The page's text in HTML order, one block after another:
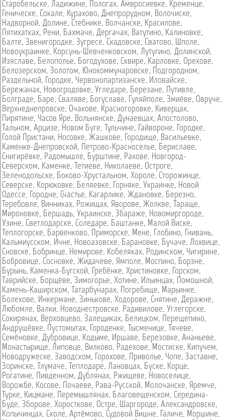
Старобельске, Ладижине, Пологах, Амвросиевке, Кременце,
Геническе, Сокале, Курахово, Днепрорудном, Волочиске,
Надворной, Долине, Стебнике, Волчанске, Красилове,
Пятихатках, Рени, Бахмаче, Дергачах, Ватутино, Калиновке,
Балте, Звенигородке, Зугресе, Скадовске, Сватово, Шполе,
Новоукраинке, Корсунь-Шевченковском, Лутугино, Долинской,
Изяславе, Белополье, Богодухове, Сквире, Карловке, Орехове,
Белозерском, Золотом, Юнокоммунаровске, Подгородном,
Раздельной, Городке, Червонопартизанске, Иловайске,
Бережанах, Новогродовке, Угледаре, Березане, Путивле,
Болграде, Баре, Сваляве, Богуславе, Гуляйполе, Змиёве, Овруче,
Верхнеднепровске, Очакове, Красногоровке, Киверцах,
Пирятине, Часов Яре, Вольнянске, Дунаевцах, Апостолово,
Тальном, Арцизе, Новом Буге, Тульчине, Гайвороне, Городке,
Голой Пристани, Носовке, Жашкове, Городище, Васильевке,
Каменке-Днепровской, Петрово-Красноселье, Бериславе,
Снигирёвке, Радомышле, Бурштине, Рахове, Новгород-
Северском, Каменке, Тетиеве, Николаеве, Остроге,
Зеленодольске, Боково-Хрустальном, Хороле, Сторожинце,
Северске, Корюковке, Беляевке, Горняке, Украинке, Новой
Одессе, Городне, Счастье, Кагарлике, Ждановке, Березно,
Теребовле, Винниках, Рожищах, Яворове, Жолкве, Тараще,
Мироновке, Бершадь, Украинске, Збараже, Новомиргороде,
Узине, Светлодарске, Соледаре, Баштанке, Малой Виске,
Теплогорске, Барвенково, Приморске, Мене, Глобино, Гнивань,
Кальмиусском, Ичне, Новоазовске, Барановке, Бучаче, Лохвице,
Сновске, Бобринце, Немирове, Кобеляках, Родинском, Чигирине,
Бобровице, Сосновке, Жидачеве, Ямполе, Моспино, Борзне,
Бурынь, Каменка-Бугской, Гребёнке, Христиновке, Горском,
Таврийске, Борщёве, Зимогорье, Хотине, Ильинцах, Помошной,
Камень-Каширском, Татарбунарах, Погребище, Марьинке,
Болехове, Инкермане, Зинькове, Ходорове, Снятине, Деражне,
Любомле, Валки, Новоднестровске, Радивилове, Углегорске,
Сокирянах, Верховцево, Залещиках, Белицком, Перещепино,
Андрушёвке, Пустомытах, Городенке, Тысменице, Тячеве,
Семёновке, Дубровице, Кодыме, Иршаве, Березовке, Ананьеве,
Монастырище, Липовце, Вилково, Радехове, Мостиске, Кипучем,
Новодружеске, Заводском, Горохове, Приволье, Чопе, Заставне,
Зоринске, Тлумаче, Теплодаре, Лановцах, Буске, Корце,
Рогатине, Пивденном, Дублянах, Ржищеве, Новоселице,
Ворожбе, Косове, Почаеве, Рава-Русской, Молочанске, Яремче,
Турке, Кицмане, Перемышлянах, Благовещенском, Середина-
Буде, Зборове, Хоросткове, Остре, Шаргороде, Александровске,
Копычинцах, Сколе, Артёмово, Судовой Вишне, Галиче, Моршине,